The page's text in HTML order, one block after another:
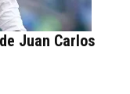
Juan Carlos